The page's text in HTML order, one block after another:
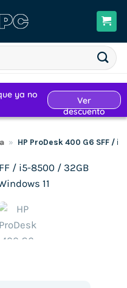
» HP ProDesk 400 G6 SFF /